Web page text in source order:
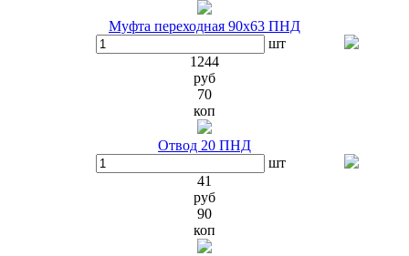
Муфта переходная 90х63 ПНД
шт
1244
руб
70
коп
Отвод 20 ПНД
шт
41
руб
90
коп